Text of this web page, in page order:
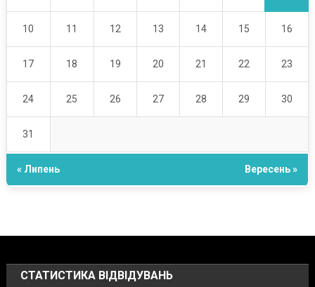
10 11 12 13 14 15 16
17 18 19 20 21 22 23
24 25 26 27 28 29 30
31
« Липень Вересень »
СТАТИСТИКА ВІДВІДУВАНЬ